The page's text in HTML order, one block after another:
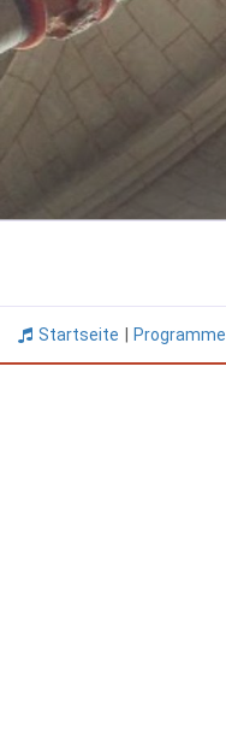
Zum
Inhalt
springen
Startseite Programme